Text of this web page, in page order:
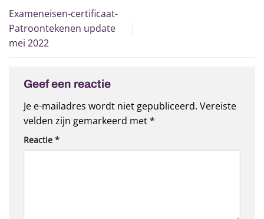
Exameneisen-certificaat-
Patroontekenen update
mei 2022
Geef een reactie
Je e-mailadres wordt niet gepubliceerd. Vereiste
velden zijn gemarkeerd met*
Reactie *